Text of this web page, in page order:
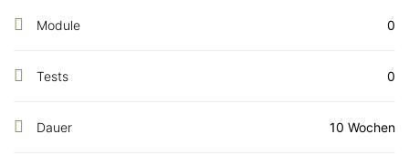
Module 0
Tests 0
Dauer 10 Wochen